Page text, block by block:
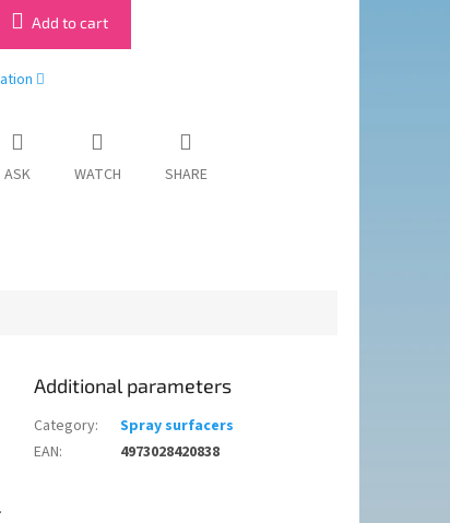
Add to cart
ASK WATCH SHARE
Additional parameters
Category:
Spray surfacers
EAN: 4973028420838